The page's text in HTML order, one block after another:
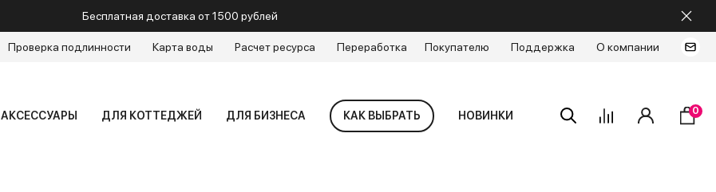
Бесплатная доставка от 1500 рублей
Проверка подлинности Карта воды Расчет ресурса Переработка Покупателю Поддержка О компании
АКСЕССУАРЫ ДЛЯ КОТТЕДЖЕЙ ДЛЯ БИЗНЕСА КАК ВЫБРАТЬ НОВИНКИ 0